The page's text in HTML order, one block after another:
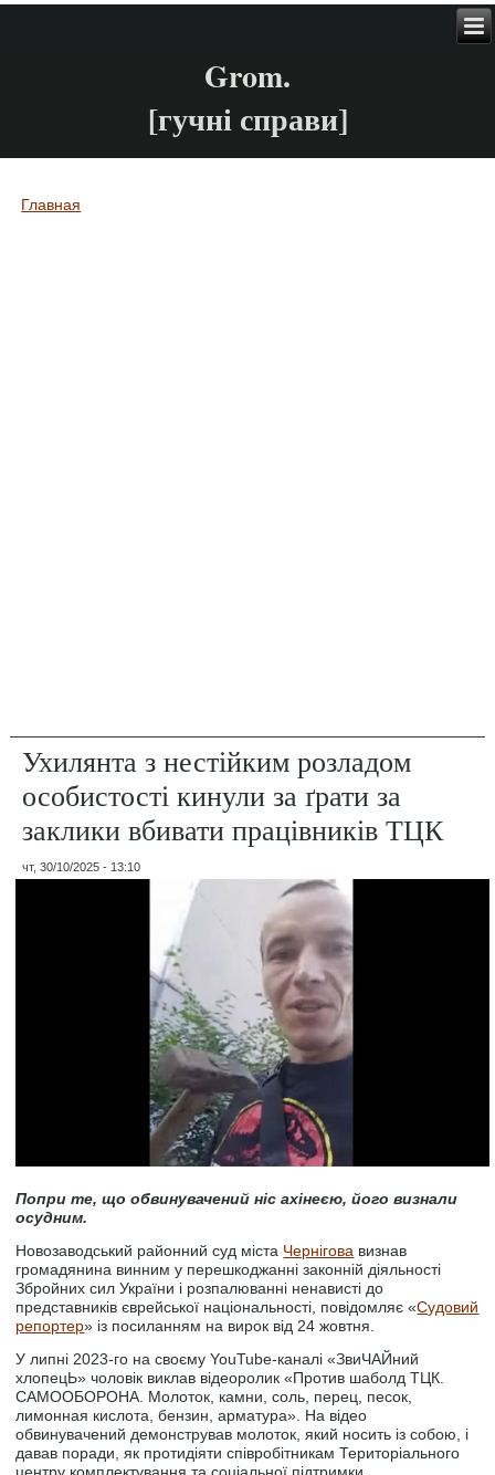
Grom.
[гучні справи]
Вы здесь
Главная
Ухилянта з нестійким розладом
особистості кинули за ґрати за
заклики вбивати працівників ТЦК
чт, 30/10/2025 - 13:10
Попри те, що обвинувачений ніс ахінеєю, його визнали
осудним.
Новозаводський районний суд міста Чернігова визнав
громадянина винним у перешкоджанні законній діяльності
Збройних сил України і розпалюванні ненависті до
представників єврейської національності, повідомляє «Судовий
репортер» із посиланням на вирок від 24 жовтня.
У липні 2023-го на своєму YouTube-каналі «ЗвиЧАЙний
хлопецЬ» чоловік виклав відеоролик «Против шаболд ТЦК.
САМООБОРОНА. Молоток, камни, соль, перец, песок,
лимонная кислота, бензин, арматура». На відео
обвинувачений демонстрував молоток, який носить із собою, і
давав поради, як протидіяти співробітникам Територіального